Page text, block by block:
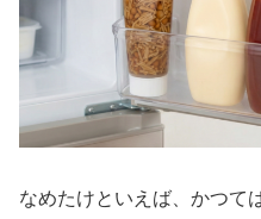
なめたけといえば、かつて